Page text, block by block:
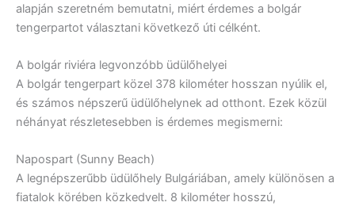
alapján szeretném bemutatni, miért érdemes a bolgár
tengerpartot választani következő úti célként.
A bolgár riviéra legvonzóbb üdülőhelyei
A bolgár tengerpart közel 378 kilométer hosszan nyúlik el,
és számos népszerű üdülőhelynek ad otthont. Ezek közül
néhányat részletesebben is érdemes megismerni:
Napospart (Sunny Beach)
A legnépszerűbb üdülőhely Bulgáriában, amely különösen a
fiatalok körében közkedvelt. 8 kilométer hosszú,